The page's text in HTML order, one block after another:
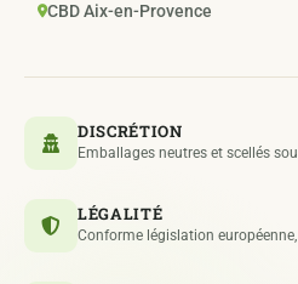
CBD Aix-en-Provence
DISCRÉTION
Emballages neutres et scellés
LÉGALITÉ
Conforme législation européenne,